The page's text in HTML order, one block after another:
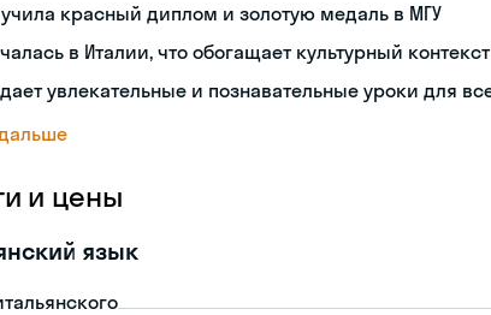
красный диплом и золотую медаль в МГУ
в Италии, что обогащает культурный контекст
увлекательные и познавательные уроки для
и цены
язык